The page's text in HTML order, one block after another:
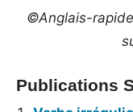
©Anglais-
Publications